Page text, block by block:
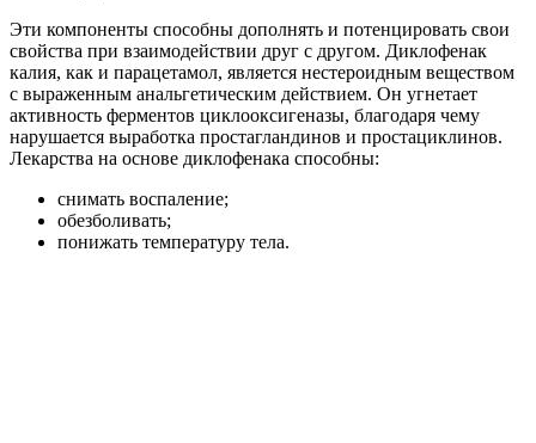
Эти компоненты способны дополнять и потенцировать свои
свойства при взаимодействии друг с другом. Диклофенак
калия, как и парацетамол, является нестероидным веществом
с выраженным анальгетическим действием. Он угнетает
активность ферментов циклооксигеназы, благодаря чему
нарушается выработка простагландинов и простациклинов.
Лекарства на основе диклофенака способны:
снимать воспаление;
обезболивать;
понижать температуру тела.